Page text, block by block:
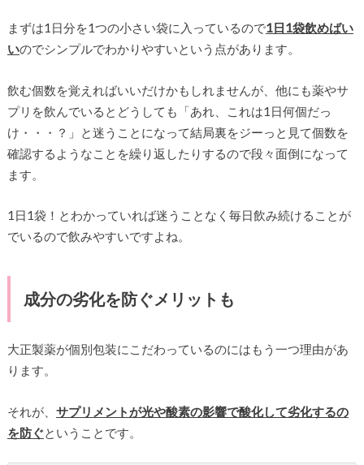
まずは1日分を1つの小さい袋に入っているので1日1袋飲めばい
いのでシンプルでわかりやすいという点があります。
飲む個数を覚えればいいだけかもしれませんが、他にも薬やサ
プリを飲んでいるとどうしても「あれ、これは1日何個だっ
け・・・？」と迷うことになって結局裏をジーっと見て個数を
確認するようなことを繰り返したりするので段々面倒になって
ます。
1日1袋！とわかっていれば迷うことなく毎日飲み続けることが
でいるので飲みやすいですよね。
成分の劣化を防ぐメリットも
大正製薬が個別包装にこだわっているのにはもう一つ理由があ
ります。
それが、 サプリメントが光や酸素の影響で酸化して劣化するの
を防ぐ ということです。